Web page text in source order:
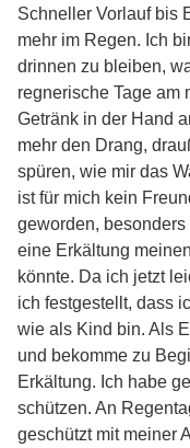
Schneller Vorlauf bis
mehr im Regen. Ich
drinnen zu bleiben,
regnerische Tage am
Getränk in der Hand
mehr den Drang,
spüren, wie mir das
ist für mich kein
geworden,
eine Erkältung
könnte. Da ich jetzt
ich festgestellt, dass
wie als Kind bin. Als
und bekomme zu
Erkältung. Ich habe
schützen. An
geschützt mit meiner